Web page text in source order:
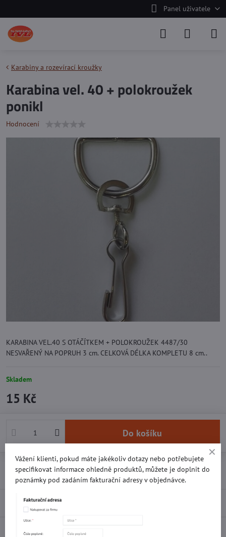
Panel uživatele
Karabiny a rozevírací kroužky
Karabina vel. 40 + polokroužek
ponikl
Hodnocení
KARABINA VEL.40 S OTÁČÍTKEM + POLOKROUŽEK 4487/30
NESVAŘENÝ NA POPRUH 3 cm. CELKOVÁ DÉLKA KOMPLETU 8 cm..
Skladem
15 Kč
Do košíku
Přidat k Oblíbeným Doručení
Recenze 0
Diskuse 0
Vážení klienti, pokud máte jakékoliv dotazy nebo potřebujete
specifikovat informace ohledně produktů, můžete je doplnit do
poznámky pod zadáním fakturační adresy v objednávce.